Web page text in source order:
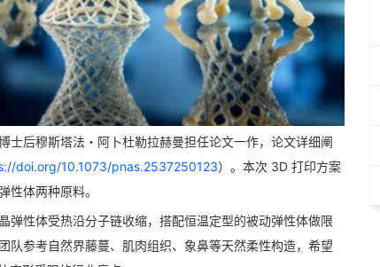
后穆斯塔法・阿卜杜勒拉赫曼担任论文一作，论文详细阐
doi.org/10.1073/pnas.2537250123）。本次 3D 打印方案
性体两种原料。
性体受热沿分子链收缩，搭配恒温定型的被动弹性体做限
参考自然界藤蔓、肌肉组织、象鼻等天然柔性构造，希望